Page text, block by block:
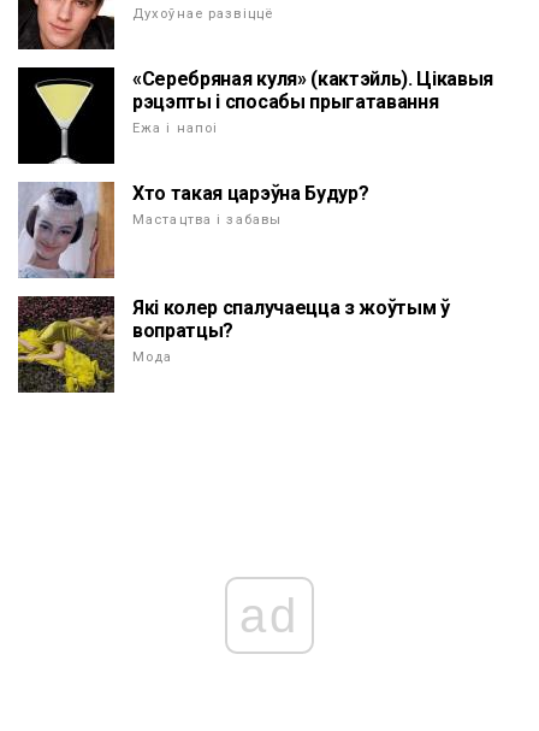
Духоўнае развіццё
«Серебряная куля» (кактэйль). Цікавыя
рэцэпты і спосабы прыгатавання
Ежа і напоі
Хто такая царэўна Будур?
Мастацтва і забавы
Які колер спалучаецца з жоўтым ў
вопратцы?
Мода
ad